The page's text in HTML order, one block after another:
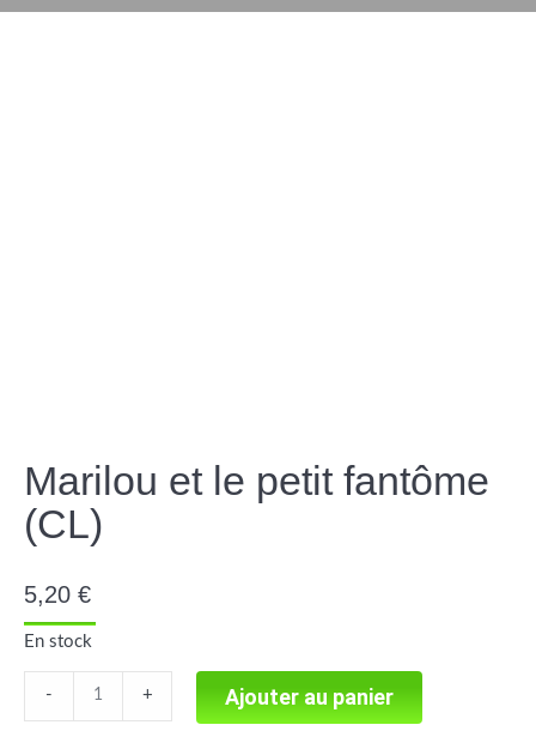
Marilou et le petit fantôme
(CL)
5,20 €
En stock
et
- + Ajouter au panier